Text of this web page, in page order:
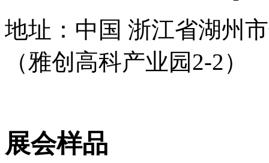
地址：中国 浙江省湖州
（雅创高科产业园2-2）
展会样品